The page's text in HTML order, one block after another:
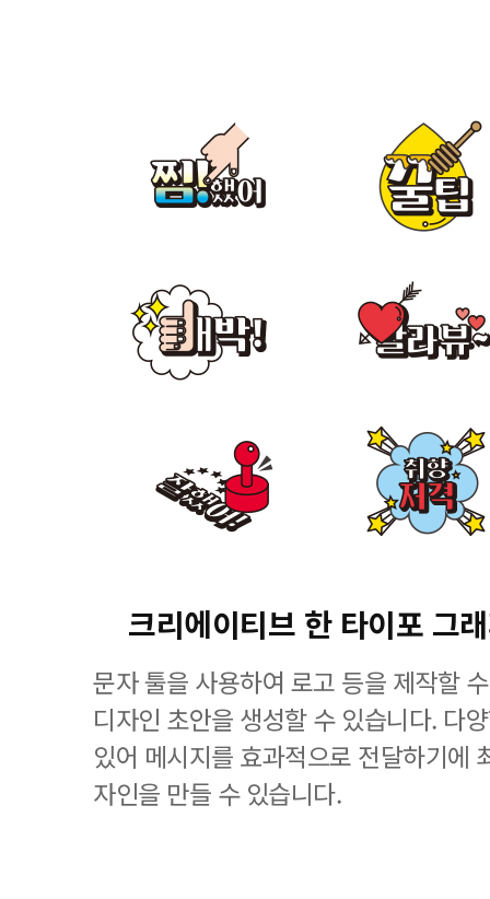
크리에이티브 한 타이포 그
문자 툴을 사용하여 로고 등을 제작할
디자인 초안을 생성할 수 있습니다. 다
있어 메시지를 효과적으로 전달하기에
자인을 만들 수 있습니다.